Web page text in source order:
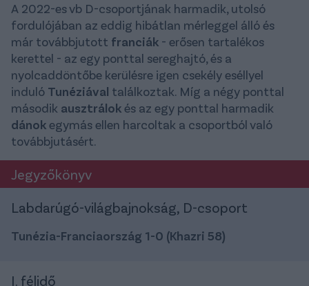
A 2022-es vb D-csoportjának harmadik, utolsó
fordulójában az eddig hibátlan mérleggel álló és
már továbbjutott franciák - erősen tartalékos
kerettel - az egy ponttal sereghajtó, és a
nyolcaddöntőbe kerülésre igen csekély eséllyel
induló Tunéziával találkoztak. Míg a négy ponttal
második ausztrálokés az egy ponttal harmadik
dánokegymás ellen harcoltak a csoportból való
továbbjutásért.
Jegyzőkönyv
Labdarúgó-világbajnokság, D-csoport
Tunézia-Franciaország 1-0 (Khazri 58)
I. félidő